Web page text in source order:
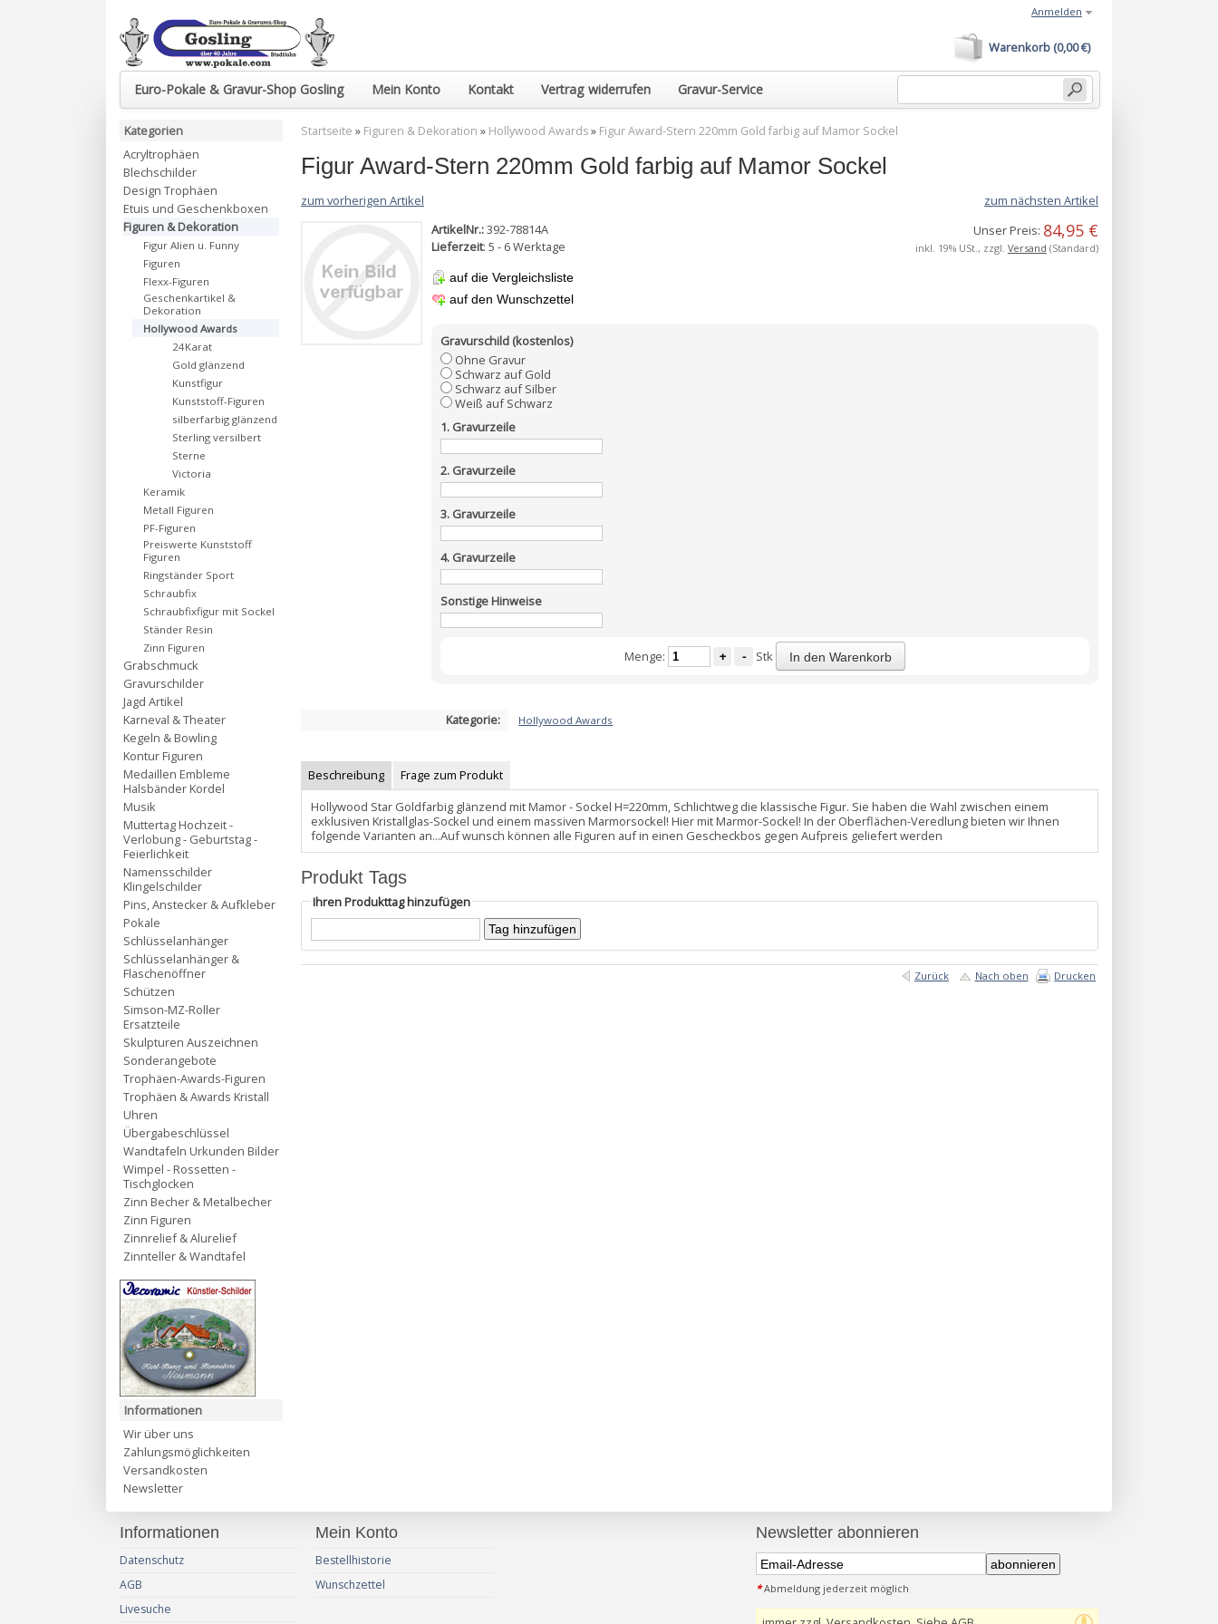
Euro-Pokale & Gravur-Shop Gosling Mein Konto Kontakt Vertrag widerrufen Gravur-Service
Warenkorb (0,00 €)
Anmelden
Startseite » Figuren & Dekoration » Hollywood Awards» Figur Award-Stern 220mm Gold farbig auf Mamor Sockel
Figur Award-Stern 220mm Gold farbig auf Mamor Sockel
zum vorherigen Artikel
zum nächsten Artikel
ArtikelNr.:392-78814A
Lieferzeit: 5 - 6 Werktage
auf die Vergleichsliste
auf den Wunschzettel
Unser Preis: 84,95 €
inkl. 19% USt., zzgl. Versand (Standard)
Gravurschild (kostenlos)
Ohne Gravur
Schwarz auf Gold
Schwarz auf Silber
Weiß auf Schwarz
1. Gravurzeile
2. Gravurzeile
3. Gravurzeile
4. Gravurzeile
Sonstige Hinweise
Menge: + - Stk In den Warenkorb
Kategorie: Hollywood Awards
Beschreibung
Frage zum Produkt
Hollywood Star Goldfarbig glänzend mit Mamor - Sockel H=220mm, Schlichtweg die klassische Figur. Sie haben die Wahl zwischen einem
exklusiven Kristallglas-Sockel und einem massiven Marmorsockel! Hier mit Marmor-Sockel! In der Oberflächen-Veredlung bieten wir Ihnen
folgende Varianten an...Auf wunsch können alle Figuren auf in einen Gescheckbos gegen Aufpreis geliefert werden
Produkt Tags
Ihren Produkttag hinzufügen
Zurück Nach oben Drucken
Kategorien
Acryltrophäen
Blechschilder
Design Trophäen
Etuis und Geschenkboxen
Figuren & Dekoration
Figur Alien u. Funny
Figuren
Flexx-Figuren
Geschenkartikel &
Dekoration
Hollywood Awards
24Karat
Gold glänzend
Kunstfigur
Kunststoff-Figuren
silberfarbig glänzend
Sterling versilbert
Sterne
Victoria
Keramik
Metall Figuren
PF-Figuren
Preiswerte Kunststoff
Figuren
Ringständer Sport
Schraubfix
Schraubfixfigur mit Sockel
Ständer Resin
Zinn Figuren
Grabschmuck
Gravurschilder
Jagd Artikel
Karneval & Theater
Kegeln & Bowling
Kontur Figuren
Medaillen Embleme
Halsbänder Kordel
Musik
Muttertag Hochzeit -
Verlobung - Geburtstag -
Feierlichkeit
Namensschilder
Klingelschilder
Pins, Anstecker & Aufkleber
Pokale
Schlüsselanhänger
Schlüsselanhänger &
Flaschenöffner
Schützen
Simson-MZ-Roller
Ersatzteile
Skulpturen Auszeichnen
Sonderangebote
Trophäen-Awards-Figuren
Trophäen & Awards Kristall
Uhren
Übergabeschlüssel
Wandtafeln Urkunden Bilder
Wimpel - Rossetten -
Tischglocken
Zinn Becher & Metalbecher
Zinn Figuren
Zinnrelief & Alurelief
Zinnteller & Wandtafel
Informationen
Wir über uns
Zahlungsmöglichkeiten
Versandkosten
Newsletter
Informationen
Datenschutz
AGB
Livesuche
Mein Konto
Bestellhistorie
Wunschzettel
Newsletter abonnieren
abonnieren
*Abmeldung jederzeit möglich